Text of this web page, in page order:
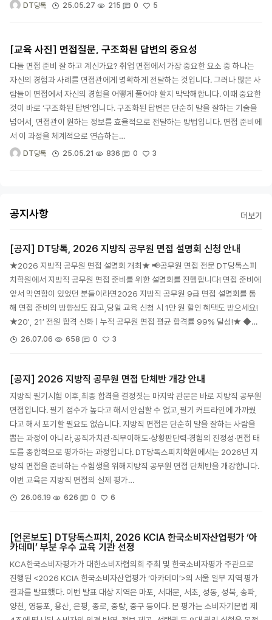
DT당톡 25.05.27 215 0 5
[교육 사진] 면접질문, 구조화된 답변의 중요성
다들 면접 준비 잘 하고 계신가요? 취업 면접에서 가장 중요한 요소 중 하나는
자신의 경험과 사례를 면접관에게 명확하게 전달하는 것입니다. 그러나 많은 사
람들이 면접에서 자신의 경험을 어떻게 풀어야 할지 막막해합니다. 이때 중요한
것이 바로 ‘구조화된 답변’입니다. 구조화된 답변은 단순히 말을 잘하는 기술을
넘어서, 면접관이 원하는 정보를 효율적으로 전달하는 방법입니다. 면접 준비에
서 이 과정을 체계적으로 연습하는…
DT당톡 25.05.21 836 0 3
공지사항 더보기
[공지] DT당톡, 2026 지방직 공무원 면접 설명회 신청 안내
★2026 지방직 공무원 면접 설명회 개최★ 📢공무원 면접 전문 DT당톡스피
치학원에서 지방직 공무원 면접 준비를 위한 설명회를 진행합니다! 면접 준비에
앞서 막연함이 있었던 분들이라면2026 지방직 공무원 9급 면접 설명회를 통
해 면접 준비의 방향성도 잡고,당일 교육 신청 시 1만 원 할인 혜택도 받으세요!
★20′, 21′ 전원 합격 신화 | 누적 공무원 면접 평균 합격률 99% 달성!★ ◆…
26.07.06 658 0 3
[공지] 2026 지방직 공무원 면접 단체반 개강 안내
지방직 필기시험 이후,최종 합격을 결정짓는 마지막 관문은 바로 지방직 공무원
면접입니다. 필기 점수가 높다고 해서 안심할 수 없고,필기 커트라인에 가까웠
다고 해서 포기할 필요도 없습니다. 지방직 면접은 단순히 말을 잘하는 사람을
뽑는 과정이 아니라,공직가치관·직무이해도·상황판단력·경험의 진정성·면접 태
도를 종합적으로 평가하는 과정입니다. DT당톡스피치학원에서는 2026년 지
방직 면접을 준비하는 수험생을 위해지방직 공무원 면접 단체반을 개강합니다.
이번 교육은 지방직 면접의 실제 평가…
26.06.19 626 0 6
[언론보도] DT당톡스피치, 2026 KCIA 한국소비자산업평가 ‘아
카데미’ 부분 우수 교육 기관 선정
KCA한국소비자평가가 대한소비자협의회 주최 및 한국소비자평가 주관으로
진행된 <2026 KCIA 한국소비자산업평가 ‘아카데미’>의 서울 일부 지역 평가
결과를 발표했다. 이번 발표 대상 지역은 마포, 서대문, 서초, 성동, 성북, 송파,
양천, 영등포, 용산, 은평, 종로, 중랑, 중구 등이다. 본 평가는 소비자기본법 제